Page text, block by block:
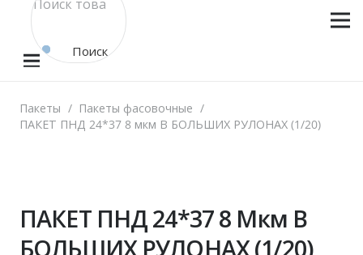
Поиск
Пакеты / Пакеты фасовочные /
ПАКЕТ ПНД 24*37 8 мкм В БОЛЬШИХ РУЛОНАХ (1/20)
ПАКЕТ ПНД 24*37 8 Мкм В
БОЛЬШИХ РУЛОНАХ (1/20)